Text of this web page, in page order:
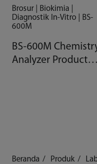
Brosur | Biokimia |
Diagnostik In-Vitro | BS-
600M
BS-600M
Analyzer Product
Beranda Produk